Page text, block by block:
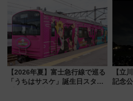
推し活を楽しもう！（2026年
8/1～31）
年7
【2026年夏】富士急行線で巡る
「うちはサスケ」誕生日スタン
【立
記念